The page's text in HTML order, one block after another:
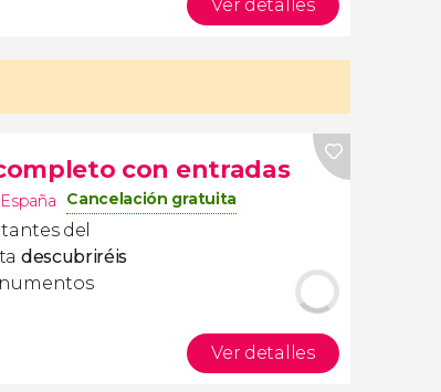
Ver detalles
con entradas
España Cancelación gratuita
del
descubriréis
Ver detalles